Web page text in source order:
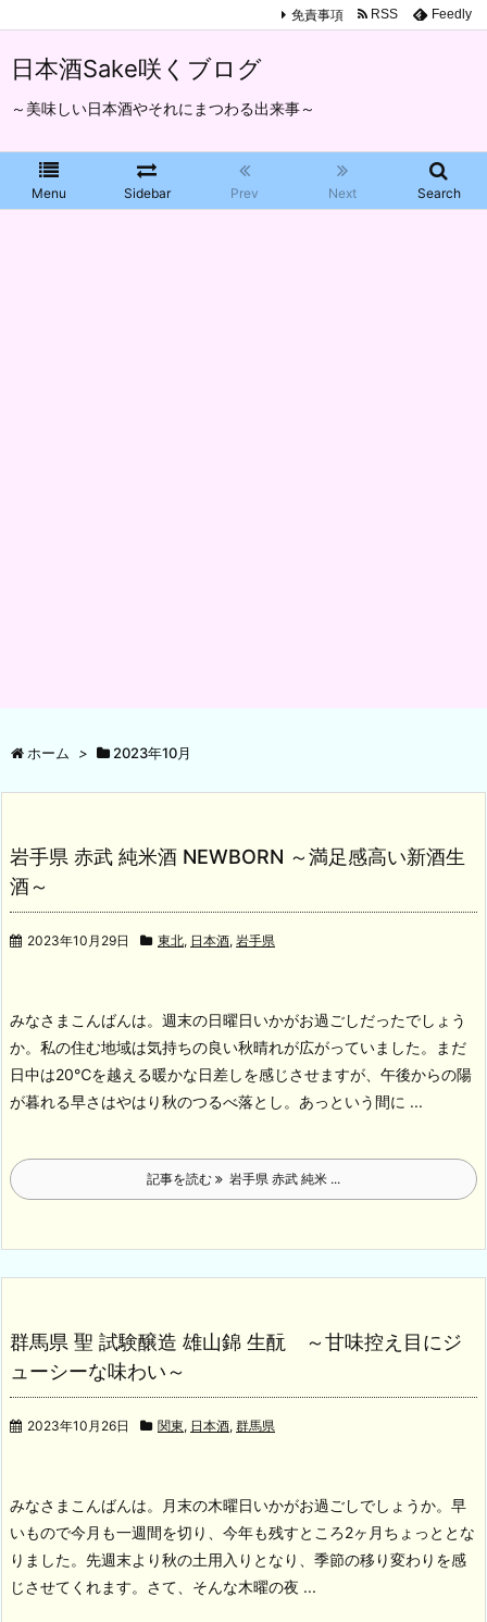
日本酒Sake咲くブログ
～美味しい日本酒やそれにまつわる出来事～
Menu Sidebar Prev Next Search
免責事項 RSS Feedly
ホーム > 2023年10月
岩手県 赤武 純米酒 NEWBORN ～満足感高い新酒生
酒～
2023年10月29日 東北, 日本酒, 岩手県
みなさまこんばんは。週末の日曜日いかがお過ごしだったでしょう
か。私の住む地域は気持ちの良い秋晴れが広がっていました。まだ
日中は20℃を越える暖かな日差しを感じさせますが、午後からの陽
が暮れる早さはやはり秋のつるべ落とし。あっという間に ...
記事を読む 岩手県 赤武 純米 ...
群馬県 聖 試験醸造 雄山錦 生酛 ～甘味控え目にジ
ューシーな味わい～
2023年10月26日 関東, 日本酒, 群馬県
みなさまこんばんは。月末の木曜日いかがお過ごしでしょうか。早
いもので今月も一週間を切り、今年も残すところ2ヶ月ちょっととな
りました。先週末より秋の土用入りとなり、季節の移り変わりを感
じさせてくれます。 さて、そんな木曜の夜 ...